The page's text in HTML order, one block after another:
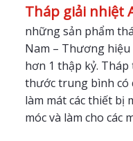
Tháp giải nhiệt
những sản phẩm
Nam – Thương
hơn 1 thập kỷ. Tháp
thước trung bình có
làm mát các thiết bị
móc và làm cho các